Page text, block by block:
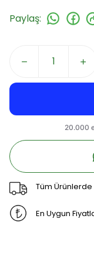
Paylaş:
Tüm
En Uygun